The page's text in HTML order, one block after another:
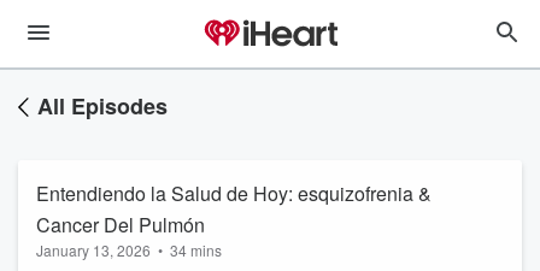
All Episodes
Entendiendo la Salud de Hoy: esquizofrenia &
Cancer Del Pulmón
January 13, 2026 • 34 mins